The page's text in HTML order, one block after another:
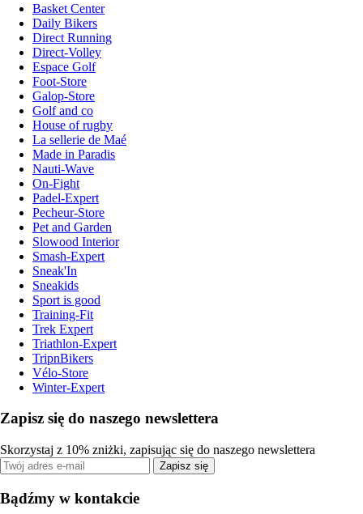
Basket Center
Daily Bikers
Direct Running
Direct-Volley
Espace Golf
Foot-Store
Galop-Store
Golf and co
House of rugby
La sellerie de Maé
Made in Paradis
Nauti-Wave
On-Fight
Padel-Expert
Pecheur-Store
Pet and Garden
Slowood Interior
Smash-Expert
Sneak'In
Sneakids
Sport is good
Training-Fit
Trek Expert
Triathlon-Expert
TripnBikers
Vélo-Store
Winter-Expert
Zapisz się do naszego newslettera
Skorzystaj z 10% zniżki, zapisując się do naszego newslettera
Zapisz się
Bądźmy w kontakcie